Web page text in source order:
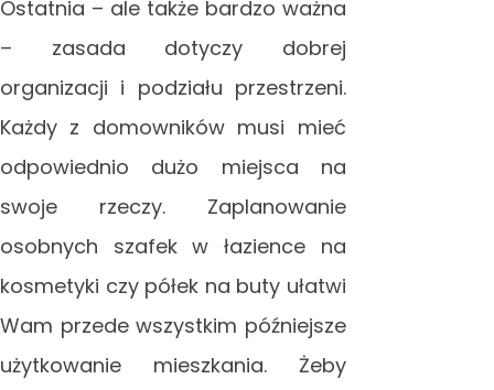
Ostatnia – ale także bardzo ważna
– zasada dotyczy dobrej
organizacji i podziału przestrzeni.
Każdy z domowników musi mieć
odpowiednio dużo miejsca na
swoje rzeczy. Zaplanowanie
osobnych szafek w łazience na
kosmetyki czy półek na buty ułatwi
Wam przede wszystkim późniejsze
użytkowanie mieszkania. Żeby